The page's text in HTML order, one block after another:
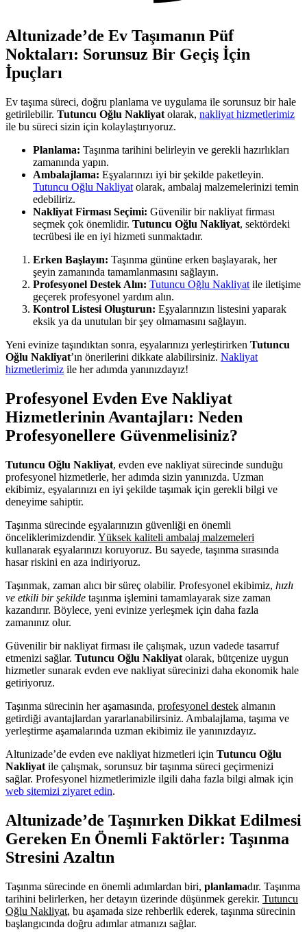
Altunizade’de Ev Taşımanın Püf
Noktaları: Sorunsuz Bir Geçiş İçin
İpuçları
Ev taşıma süreci, doğru planlama ve uygulama ile sorunsuz bir hale
getirilebilir. Tutuncu Oğlu Nakliyat olarak, nakliyat hizmetlerimiz
ile bu süreci sizin için kolaylaştırıyoruz.
Planlama: Taşınma tarihini belirleyin ve gerekli hazırlıkları
zamanında yapın.
Ambalajlama: Eşyalarınızı iyi bir şekilde paketleyin.
Tutuncu Oğlu Nakliyat olarak, ambalaj malzemelerinizi temin
edebiliriz.
Nakliyat Firması Seçimi: Güvenilir bir nakliyat firması
seçmek çok önemlidir. Tutuncu Oğlu Nakliyat, sektördeki
tecrübesi ile en iyi hizmeti sunmaktadır.
Erken Başlayın: Taşınma gününe erken başlayarak, her
şeyin zamanında tamamlanmasını sağlayın.
Profesyonel Destek Alın: Tutuncu Oğlu Nakliyat ile iletişime
geçerek profesyonel yardım alın.
Kontrol Listesi Oluşturun: Eşyalarınızın listesini yaparak
eksik ya da unutulan bir şey olmamasını sağlayın.
Yeni evinize taşındıktan sonra, eşyalarınızı yerleştirirken Tutuncu
Oğlu Nakliyat’ın önerilerini dikkate alabilirsiniz. Nakliyat
hizmetlerimiz ile her adımda yanınızdayız!
Profesyonel Evden Eve Nakliyat
Hizmetlerinin Avantajları: Neden
Profesyonellere Güvenmelisiniz?
Tutuncu Oğlu Nakliyat, evden eve nakliyat sürecinde sunduğu
profesyonel hizmetlerle, her adımda sizin yanınızda. Uzman
ekibimiz, eşyalarınızı en iyi şekilde taşımak için gerekli bilgi ve
deneyime sahiptir.
Taşınma sürecinde eşyalarınızın güvenliği en önemli
önceliklerimizdendir. Yüksek kaliteli ambalaj malzemeleri
kullanarak eşyalarınızı koruyoruz. Bu sayede, taşınma sırasında
hasar riskini en aza indiriyoruz.
Taşınmak, zaman alıcı bir süreç olabilir. Profesyonel ekibimiz, hızlı
ve etkili bir şekilde taşınma işlemini tamamlayarak size zaman
kazandırır. Böylece, yeni evinize yerleşmek için daha fazla
zamanınız olur.
Güvenilir bir nakliyat firması ile çalışmak, uzun vadede tasarruf
etmenizi sağlar. Tutuncu Oğlu Nakliyat olarak, bütçenize uygun
hizmetler sunarak evden eve nakliyat sürecinizi daha ekonomik hale
getiriyoruz.
Taşınma sürecinin her aşamasında, profesyonel destek almanın
getirdiği avantajlardan yararlanabilirsiniz. Ambalajlama, taşıma ve
yerleştirme aşamalarında uzman ekibimiz ile yanınızdayız.
Altunizade’de evden eve nakliyat hizmetleri için Tutuncu Oğlu
Nakliyat ile çalışmak, sorunsuz bir taşınma süreci geçirmenizi
sağlar. Profesyonel hizmetlerimizle ilgili daha fazla bilgi almak için
web sitemizi ziyaret edin.
Altunizade’de Taşınırken Dikkat Edilmesi
Gereken En Önemli Faktörler: Taşınma
Stresini Azaltın
Taşınma sürecinde en önemli adımlardan biri, planlamadır. Taşınma
tarihini belirlerken, her detayın üzerinde düşünmek gerekir. Tutuncu
Oğlu Nakliyat, bu aşamada size rehberlik ederek, taşınma sürecinin
başlangıcında doğru adımlar atmanızı sağlar.